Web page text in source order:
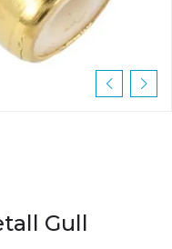
Gull